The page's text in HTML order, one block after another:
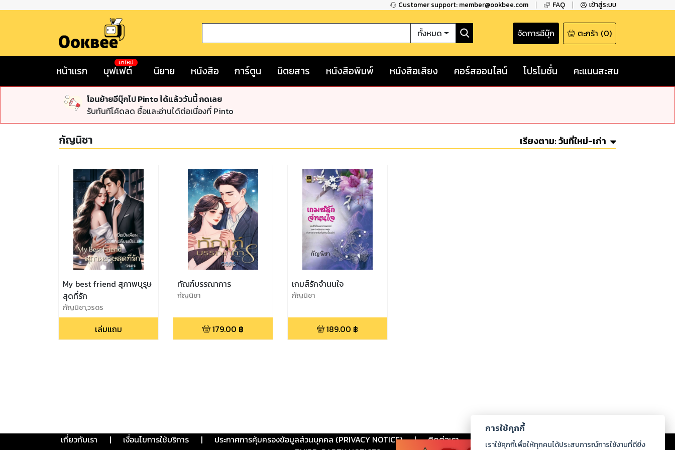
Customer support: member@ookbee.com FAQ เข้าสู่ระบบ
ทั้งหมด จัดการอีบุ๊ก ตะกร้า (0)
หน้าแรก บุฟเฟต์
มาใหม่
นิยาย หนังสือ การ์ตูน นิตยสาร หนังสือพิมพ์ หนังสือเสียง คอร์สออนไลน์ โปรโมชั่น คะแนนสะสม
โอนย้ายอีบุ๊กไป Pinto ได้แล้ววันนี้ กดเลย
รับทันทีโค้ดลด ซื้อและอ่านได้ต่อเนื่องที่ Pinto
กัญนิชา เรียงตาม:วันที่ใหม่-เก่า
My best friend สุภาพบุรุษ
สุดที่รัก
กัญนิชา,วรดร
เล่มแถม
ทัณฑ์บรรณาการ
กัญนิชา
179.00 ฿
เกมส์รักจำนนใจ
กัญนิชา
189.00 ฿
เกี่ยวกับเรา | เงื่อนไขการใช้บริการ | ประกาศการคุ้มครองข้อมูลส่วนบุคคล (PRIVACY NOTICE) | ติดต่อเรา ร่วมงานกับเรา ดาวน์โหลด
การใช้คุกกี้
เราใช้คุกกี้เพื่อให้ทุกคนได้ประสบการณ์การใช้งานที่ดียิ่ง